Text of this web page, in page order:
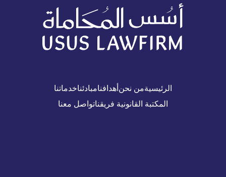
الرئيسيةمن نحنأهدافنامبادئناخدماتنا
المكتبة القانونية فريقناتواصل معنا